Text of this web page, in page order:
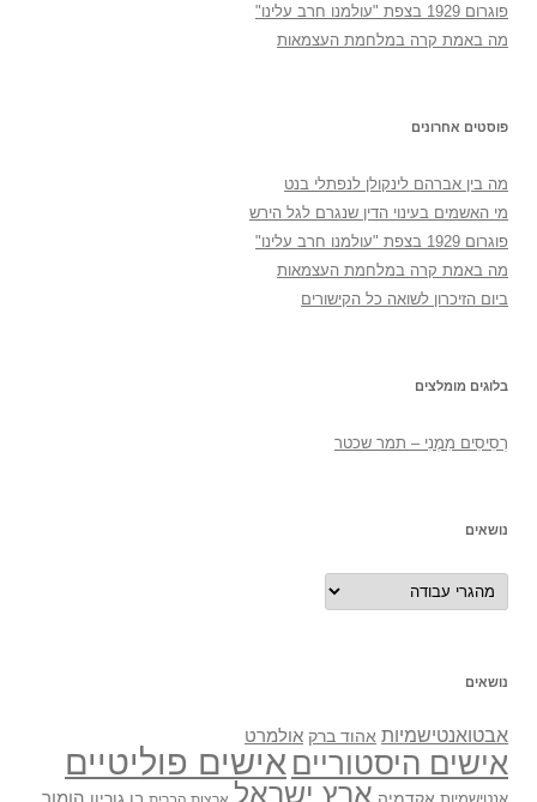
פוגרום 1929 בצפת "עולמנו חרב עלינו"
מה באמת קרה במלחמת העצמאות
פוסטים אחרונים
מה בין אברהם לינקולן לנפתלי בנט
מי האשמים בעינוי הדין שנגרם לגל הירש
פוגרום 1929 בצפת "עולמנו חרב עלינו"
מה באמת קרה במלחמת העצמאות
ביום הזיכרון לשואה כל הקישורים
בלוגים מומלצים
רְסִיסִים מִמֶנִי – תמר שכטר
נושאים
נושאים
נושאים
אבטואנטישמיות אהוד ברק אולמרט
אישים היסטוריים אישים פוליטיים
ארץ ישראל